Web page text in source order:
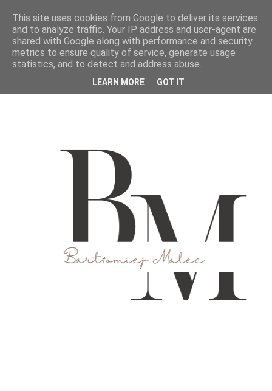
This site uses cookies from Google to deliver its services
and to analyze traffic. Your IP address and user-agent are
shared with Google along with performance and security
metrics to ensure quality of service, generate usage
statistics, and to detect and address abuse.
LEARN MORE GOT IT